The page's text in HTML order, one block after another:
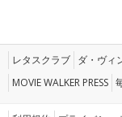
レタスクラブ ダ・ヴィ
MOVIE WALKER PRESS